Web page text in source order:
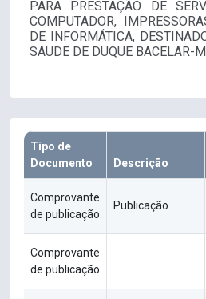
PARA PRESTAÇÃO DE
COMPUTADOR,
DE INFORMÁTICA,
SAUDE DE DUQUE BACELAR-
Tipo de
Documento
Descrição
Comprovante
de publicação
Publicação
Comprovante
de publicação